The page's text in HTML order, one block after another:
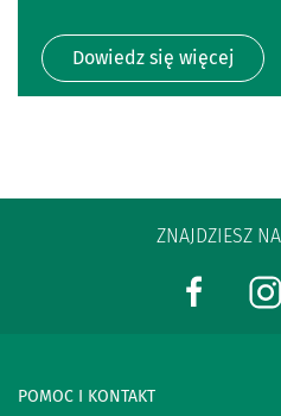
Dowiedz się więcej
ZNAJDZIESZ
POMOC I KONTAKT